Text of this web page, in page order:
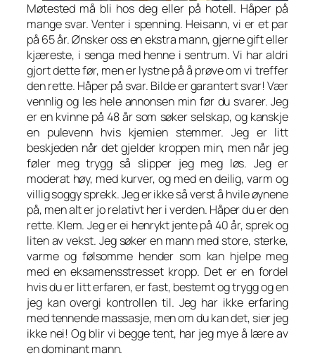
Møtested må bli hos deg eller på hotell. Håper på
mange svar. Venter i spenning. Heisann, vi er et par
på 65 år. Ønsker oss en ekstra mann, gjerne gift eller
kjæreste, i senga med henne i sentrum. Vi har aldri
gjort dette før, men er lystne på å prøve om vi treffer
den rette. Håper på svar. Bilde er garantert svar! Vær
vennlig og les hele annonsen min før du svarer. Jeg
er en kvinne på 48 år som søker selskap, og kanskje
en pulevenn hvis kjemien stemmer. Jeg er litt
beskjeden når det gjelder kroppen min, men når jeg
føler meg trygg så slipper jeg meg løs. Jeg er
moderat høy, med kurver, og med en deilig, varm og
villig soggy sprekk. Jeg er ikke så verst å hvile øynene
på, men alt er jo relativt her i verden. Håper du er den
rette. Klem. Jeg er ei henrykt jente på 40 år, sprek og
liten av vekst. Jeg søker en mann med store, sterke,
varme og følsomme hender som kan hjelpe meg
med en eksamensstresset kropp. Det er en fordel
hvis du er litt erfaren, er fast, bestemt og trygg og en
jeg kan overgi kontrollen til. Jeg har ikke erfaring
med tennende massasje, men om du kan det, sier jeg
ikke nei! Og blir vi begge tent, har jeg mye å lære av
en dominant mann.